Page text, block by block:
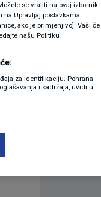
se vratiti na ovaj izbornik
Upravljaj postavkama
ako je primjenjivo]. Vaši će
našu Politiku
za identifikaciju. Pohrana
i sadržaja, uvidi u